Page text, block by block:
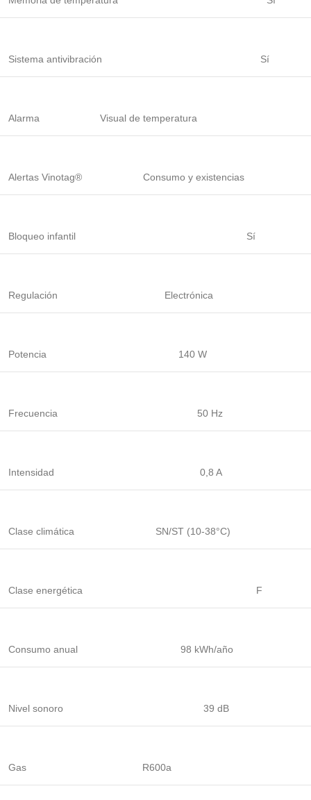
Sistema antivibración Sí
Alarma Visual de temperatura
Alertas Vinotag® Consumo y existencias
Bloqueo infantil Sí
Regulación Electrónica
Potencia 140 W
Frecuencia 50 Hz
Intensidad 0,8 A
Clase climática SN/ST (10-38°C)
Clase energética F
Consumo anual 98 kWh/año
Nivel sonoro 39 dB
Gas R600a